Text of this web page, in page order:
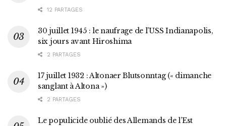
12 PARTAGES
30 juillet 1945 : le naufrage de l’USS Indianapolis,
six jours avant Hiroshima
2 PARTAGES
17 juillet 1932 : Altonaer Blutsonntag (« dimanche
sanglant à Altona »)
2 PARTAGES
Le populicide oublié des Allemands de l’Est